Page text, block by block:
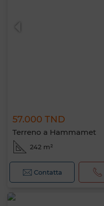
57.000 TND
Terreno a Hammamet
242 m²
Contatta